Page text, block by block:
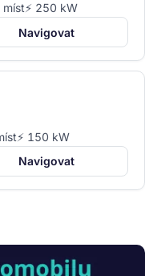
míst⚡ 250 kW
Navigovat
⚡ 150 kW
Navigovat